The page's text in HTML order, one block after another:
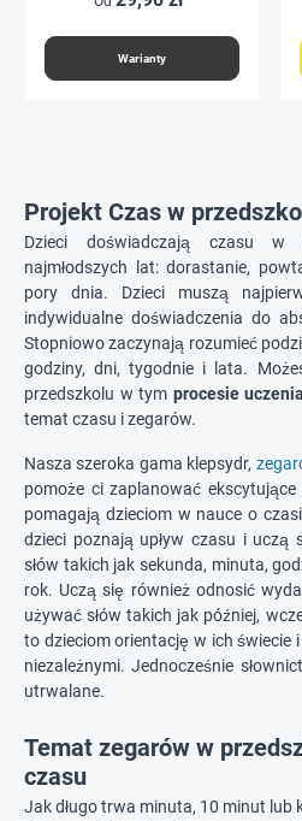
Warianty
Projekt Czas w
Dzieci doświadczają czasu w
najmłodszych lat: dorastanie,
pory dnia. Dzieci muszą
indywidualne doświadczenia do
Stopniowo zaczynają rozumieć
godziny, dni, tygodnie i lata.
przedszkolu w tym procesie
temat czasu i zegarów.
Nasza szeroka gama klepsydr,
pomoże ci zaplanować
pomagają dzieciom w nauce o
dzieci poznają upływ czasu i uczą
słów takich jak sekunda, minuta,
rok. Uczą się również odnosić
używać słów takich jak później,
to dzieciom orientację w ich świecie
niezależnymi. Jednocześnie
utrwalane.
Temat zegarów w
czasu
Jak długo trwa minuta, 10 minut lub